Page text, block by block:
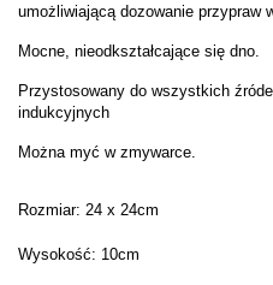
umożliwiającą dozowanie przypraw
Mocne, nieodkształcające się dno.
Przystosowany do wszystkich
indukcyjnych
Można myć w zmywarce.
Rozmiar: 24 x 24cm
Wysokość: 10cm